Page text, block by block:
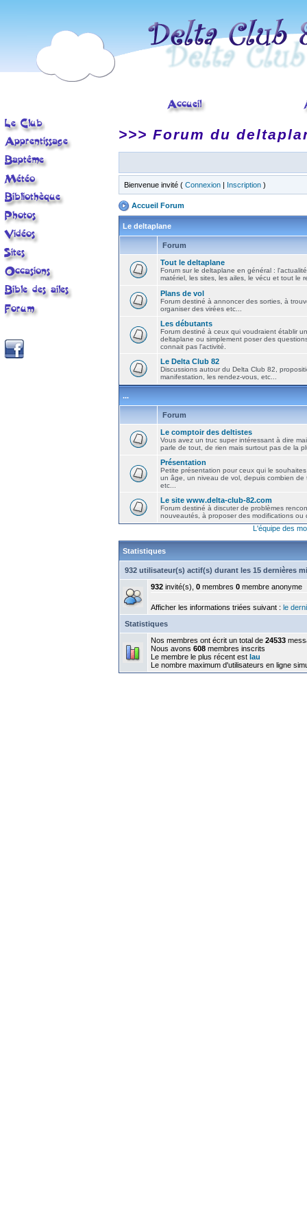
>>> Forum du
Bienvenue invité ( Connexion | Inscription )
Accueil Forum
Le deltaplane
Forum
Tout le deltaplane
Forum sur le deltaplane en général :
matériel, les sites, les ailes, le vécu et tout le
Plans de vol
Forum destiné à annoncer des sorties, à
organiser des virées etc...
Les débutants
Forum destiné à ceux qui voudraient établir
deltaplane ou simplement poser des
connait pas l'activité.
Le Delta Club 82
Discussions autour du Delta Club 82,
manifestation, les rendez-vous, etc...
...
Forum
Le comptoir des deltistes
Vous avez un truc super intéressant à dire
parle de tout, de rien mais surtout pas de la
Présentation
Petite présentation pour ceux qui le
un âge, un niveau de vol, depuis combien de
etc...
Le site www.delta-club-82.com
Forum destiné à discuter de problèmes
nouveautés, à proposer des modifications ou
L'équipe des
Statistiques
932 utilisateur(s) actif(s) durant les 15 dernières
932 invité(s), 0 membres 0 membre anonyme
Afficher les informations triées suivant : le
Statistiques
Nos membres ont écrit un total de 24533
Nous avons 608 membres inscrits
Le membre le plus récent est lau
Le nombre maximum d'utilisateurs en ligne